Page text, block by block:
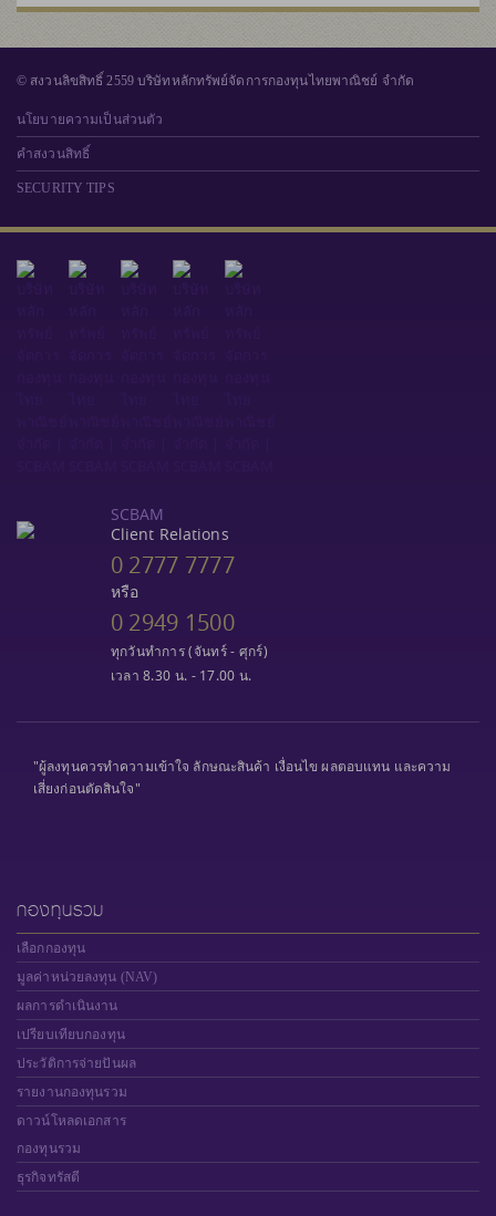
© สงวนลิขสิทธิ์ 2559 บริษัทหลักทรัพย์จัดการกองทุนไทยพาณิชย์ จำกัด
นโยบายความเป็นส่วนตัว
คำสงวนสิทธิ์
SECURITY TIPS
SCBAM
Client Relations
0 2777 7777
หรือ
0 2949 1500
ทุกวันทำการ (จันทร์ - ศุกร์)
เวลา 8.30 น. - 17.00 น.
"ผู้ลงทุนควรทำความเข้าใจ ลักษณะสินค้า เงื่อนไข ผลตอบแทน และความ
เสี่ยงก่อนตัดสินใจ"
กองทุนรวม
เลือกกองทุน
มูลค่าหน่วยลงทุน (NAV)
ผลการดำเนินงาน
เปรียบเทียบกองทุน
ประวัติการจ่ายปันผล
รายงานกองทุนรวม
ดาวน์โหลดเอกสาร
กองทุนรวม
ธุรกิจทรัสตี